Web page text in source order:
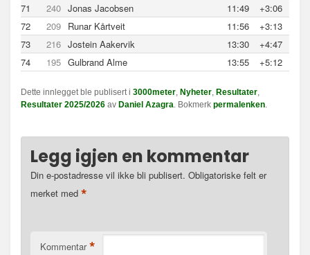
71
240 Jonas Jacobsen 11:49
+3:06
72
209 Runar Kårtveit 11:56
+3:13
73
216 Jostein Aakervik 13:30
+4:47
74
195 Gulbrand Alme 13:55 +5:12
Dette innlegget ble publisert i 3000meter, Nyheter, Resultater,
Resultater 2025/2026 av Daniel Azagra. Bokmerk permalenken.
Legg igjen en kommentar
Din e-postadresse vil ikke bli publisert. Obligatoriske felt er
merket med *
Kommentar *